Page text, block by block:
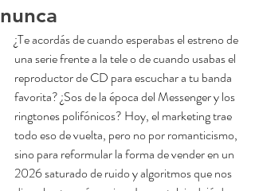
nunca
¿Te acordás de cuando esperabas el estreno de
una serie frente a la tele o de cuando usabas el
reproductor de CD para escuchar a tu banda
favorita? ¿Sos de la época del Messenger y los
ringtones polifónicos? Hoy, el marketing trae
todo eso de vuelta, pero no por romanticismo,
sino para reformular la forma de vender en un
2026 saturado de ruido y algoritmos que nos